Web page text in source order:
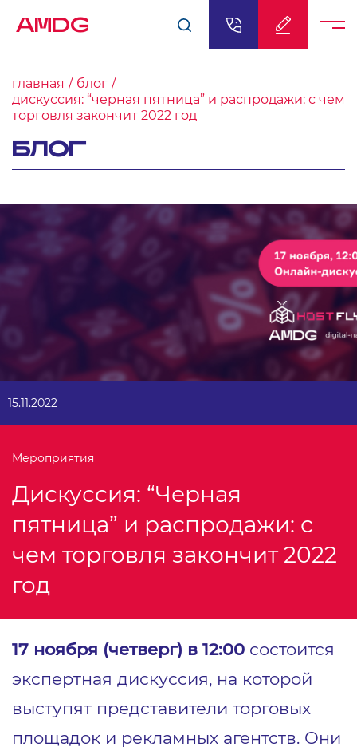
AMDG
главная
блог
дискуссия: “черная пятница” и распродажи: с чем
торговля закончит 2022 год
БЛОГ
15.11.2022
Мероприятия
Дискуссия: “Черная
пятница” и распродажи: с
чем торговля закончит 2022
год
17 ноября (четверг) в 12:00 состоится
экспертная дискуссия, на которой
выступят представители торговых
площадок и рекламных агентств. Они